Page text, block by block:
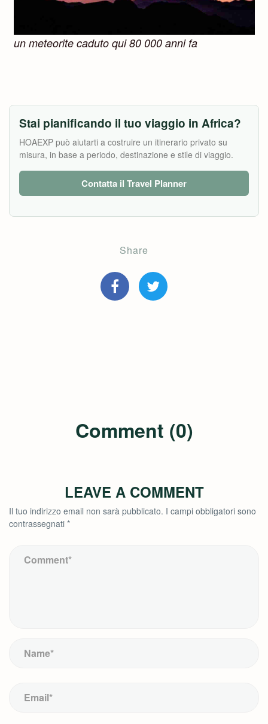
un meteorite caduto qui 80 000 anni fa
Stai pianificando il tuo viaggio in Africa?
HOAEXP può aiutarti a costruire un itinerario privato su
misura, in base a periodo, destinazione e stile di viaggio.
Contatta il Travel Planner
Share
Comment (0)
LEAVE A COMMENT
Il tuo indirizzo email non sarà pubblicato. I campi obbligatori sono
contrassegnati *